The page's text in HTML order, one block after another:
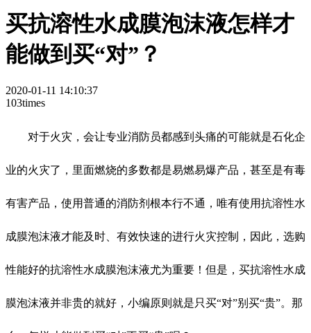
买抗溶性水成膜泡沫液怎样才
能做到买“对”？
2020-01-11 14:10:37
103times
对于火灾，会让专业消防员都感到头痛的可能就是石化企
业的火灾了，里面燃烧的多数都是易燃易爆产品，甚至是有毒
有害产品，使用普通的消防剂根本行不通，唯有使用抗溶性水
成膜泡沫液才能及时、有效快速的进行火灾控制，因此，选购
性能好的抗溶性水成膜泡沫液尤为重要！但是，买抗溶性水成
膜泡沫液并非贵的就好，小编原则就是只买“对”别买“贵”。那